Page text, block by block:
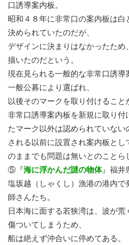
口誘導案内板。
昭和４８年に非常口の案内板は
決められていたのだが、
デザインに決まりはなかったため
描いたのだという。
現在見られる一般的な非常口誘導
一般公募により選ばれ、
以後そのマークを取り付けること
非常口誘導案内板を新規に取り付
たマーク以外は認められていな
される以前に設置され案内板と
のままでも問題は無いとのことら
⑤『海に浮かんだ謎の物体』福井
塩坂越（しゃくし）漁港の港内で
師さんたち。
日本海に面する若狭湾は、波が荒
傷ついてしまうため、
船は絶えず沖合いに停めてある。